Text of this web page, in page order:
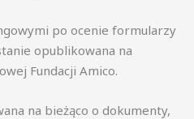
po ocenie formularzy
opublikowana na
Fundacji Amico.
na bieżąco o dokumenty,